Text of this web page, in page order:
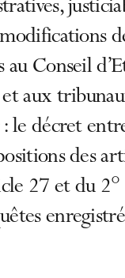
au Conseil
et aux
le décret
des
27 et du